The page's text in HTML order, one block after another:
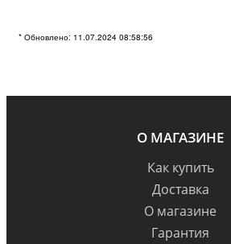
Скачать
* Обновлено: 11.07.2024 08:58:56
О МАГАЗИНЕ
Как купить
Доставка
О магазине
Гарантия